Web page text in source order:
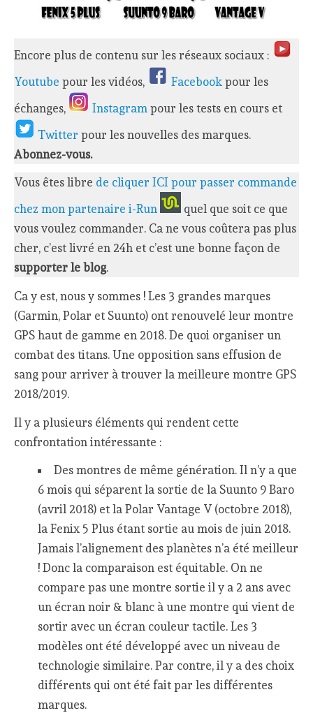
Encore plus de contenu sur les réseaux sociaux :
Youtube pour les vidéos, Facebookpour les
échanges,
Instagrampour les tests en cours et
Twitterpour les nouvelles des marques.
Abonnez-vous.
Vous êtes libre de cliquer ICI pour passer commande
chez mon partenaire i-Run
quel que soit ce que
vous voulez commander. Ca ne vous coûtera pas plus
cher, c’est livré en 24h et c’est une bonne façon de
supporter le blog.
Ca y est, nous y sommes ! Les 3 grandes marques
(Garmin, Polar et Suunto) ont renouvelé leur montre
GPS haut de gamme en 2018. De quoi organiser un
combat des titans. Une opposition sans effusion de
sang pour arriver à trouver la meilleure montre GPS
2018/2019.
Il y a plusieurs éléments qui rendent cette
confrontation intéressante :
Des montres de même génération. Il n’y a que
6 mois qui séparent la sortie de la Suunto 9 Baro
(avril 2018) et la Polar Vantage V (octobre 2018),
la Fenix 5 Plus étant sortie au mois de juin 2018.
Jamais l’alignement des planètes n’a été meilleur
! Donc la comparaison est équitable. On ne
compare pas une montre sortie il y a 2 ans avec
un écran noir & blanc à une montre qui vient de
sortir avec un écran couleur tactile. Les 3
modèles ont été développé avec un niveau de
technologie similaire. Par contre, il y a des choix
différents qui ont été fait par les différentes
marques.